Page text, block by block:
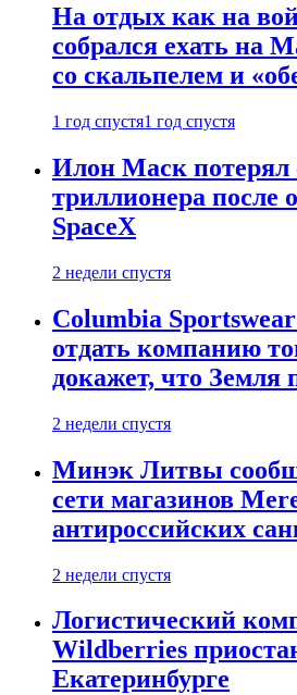
На отдых как на
собрался ехать на
со скальпелем и
1 год спустя1 год спустя
Илон Маск потерял
триллионера после
SpaceX
2 недели спустя
Columbia
отдать компанию
докажет, что Земля
2 недели спустя
Минэк Литвы
сети магазинов
антироссийских
2 недели спустя
Логистический
Wildberries
Екатеринбурге